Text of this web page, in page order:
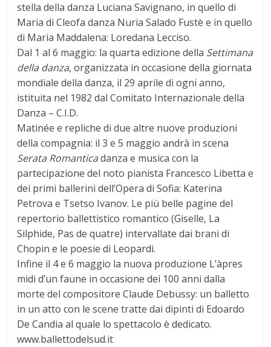
stella della danza Luciana Savignano, in quello di
Maria di Cleofa danza Nuria Salado Fustè e in quello
di Maria Maddalena: Loredana Lecciso.
Dal 1 al 6 maggio: la quarta edizione della Settimana
della danza, organizzata in occasione della giornata
mondiale della danza, il 29 aprile di ogni anno,
istituita nel 1982 dal Comitato Internazionale della
Danza – C.I.D.
Matinée e repliche di due altre nuove produzioni
della compagnia: il 3 e 5 maggio andrà in scena
Serata Romanticadanza e musica con la
partecipazione del noto pianista Francesco Libetta e
dei primi ballerini dell’Opera di Sofia: Katerina
Petrova e Tsetso Ivanov. Le più belle pagine del
repertorio ballettistico romantico (Giselle, La
Silphide, Pas de quatre) intervallate dai brani di
Chopin e le poesie di Leopardi.
Infine il 4 e 6 maggio la nuova produzione L’àpres
midi d’un faune in occasione dei 100 anni dalla
morte del compositore Claude Debussy: un balletto
in un atto con le scene tratte dai dipinti di Edoardo
De Candia al quale lo spettacolo è dedicato.
www.ballettodelsud.it